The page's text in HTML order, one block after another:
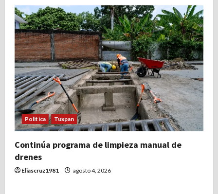
Politica Tuxpan
Continúa programa de limpieza manual de
drenes
Eliascruz1981 agosto 4, 2026